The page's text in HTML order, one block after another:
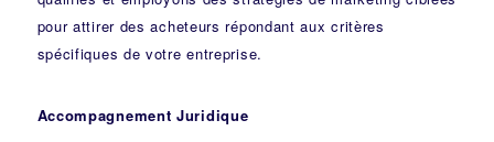
pour attirer des acheteurs répondant aux critères
spécifiques de votre entreprise.
Accompagnement Juridique